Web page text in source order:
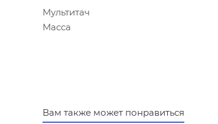
Мультитач
Масса
Вам также может понравиться